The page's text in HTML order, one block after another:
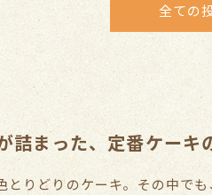
全ての
詰まった、定番ケーキ
とりどりのケーキ。その中で